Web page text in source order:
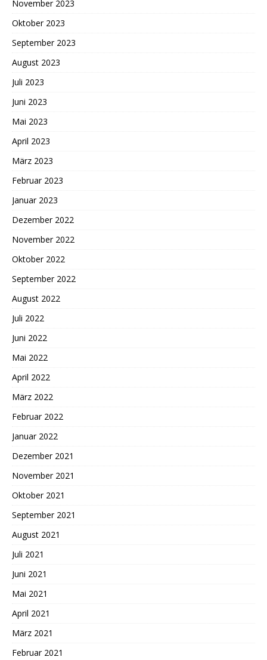
November 2023
Oktober 2023
September 2023
August 2023
Juli 2023
Juni 2023
Mai 2023
April 2023
März 2023
Februar 2023
Januar 2023
Dezember 2022
November 2022
Oktober 2022
September 2022
August 2022
Juli 2022
Juni 2022
Mai 2022
April 2022
März 2022
Februar 2022
Januar 2022
Dezember 2021
November 2021
Oktober 2021
September 2021
August 2021
Juli 2021
Juni 2021
Mai 2021
April 2021
März 2021
Februar 2021